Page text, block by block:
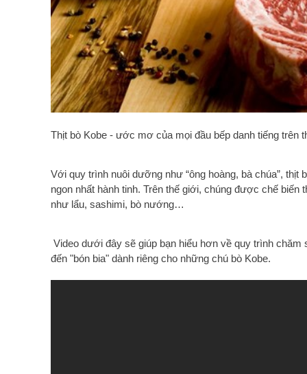
Thịt bò Kobe - ước mơ của mọi đầu bếp danh tiếng trên
Với quy trình nuôi dưỡng như “ông hoàng, bà chúa”, thịt
ngon nhất hành tinh. Trên thế giới, chúng được chế biến
như lẩu, sashimi, bò nướng…
Video dưới đây sẽ giúp bạn hiểu hơn về quy trình
đến "bón bia" dành riêng cho những chú bò Kobe.